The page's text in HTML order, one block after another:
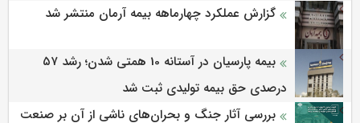
گزارش عملکرد چهارماهه بیمه آرمان منتشر شد
بیمه پارسیان در آستانه 10 همتی شدن؛ رشد ۵۷
درصدی حق بیمه تولیدی ثبت شد
بررسی آثار جنگ و بحران‌های ناشی از آن بر صنعت